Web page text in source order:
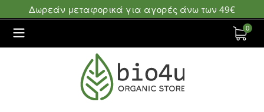
Δωρεάν μεταφορικά για αγορές άνω των 49€
0